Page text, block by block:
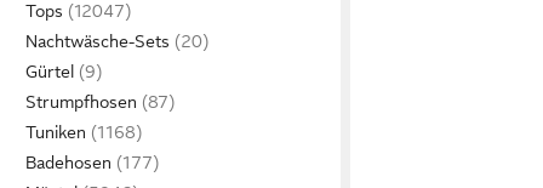
Tops
Nachtwäsche-Sets
Gürtel
Strumpfhosen
Tuniken
Badehosen